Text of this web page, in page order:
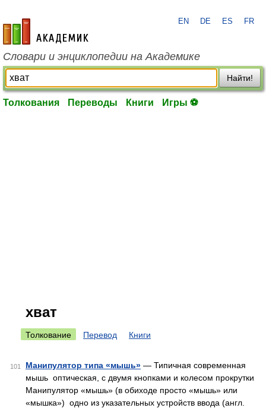
academic.ru
EN DE ES FR
Словари и энциклопедии на Академике
Найти!
Толкования Переводы Книги Игры ⚽
хват
Толкование Перевод Книги
101 Манипулятор типа «мышь» — Типичная современная
мышь оптическая, с двумя кнопками и колесом прокрутки
Манипулятор «мышь» (в обиходе просто «мышь» или
«мышка») одно из указательных устройств ввода (англ.